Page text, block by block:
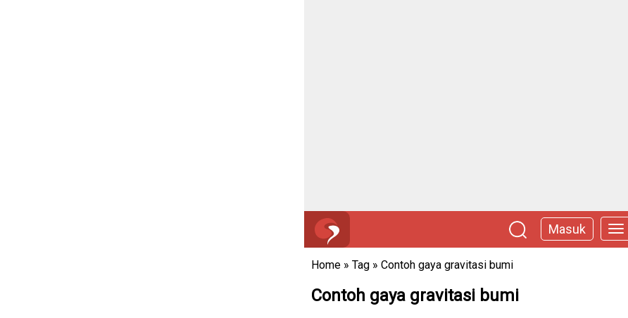
Masuk
Home » Tag » Contoh gaya gravitasi bumi
Contoh gaya gravitasi bumi